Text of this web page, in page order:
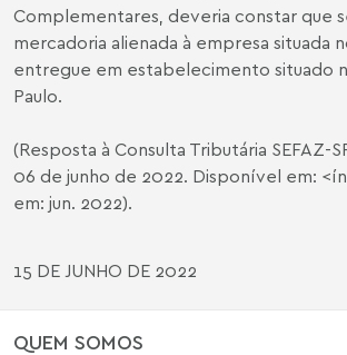
Complementares, deveria constar que
mercadoria alienada à empresa situada
entregue em estabelecimento situado
Paulo.
(Resposta à Consulta Tributária SEFAZ-
06 de junho de 2022. Disponível em: <
em: jun. 2022).
15 DE JUNHO DE 2022
QUEM SOMOS